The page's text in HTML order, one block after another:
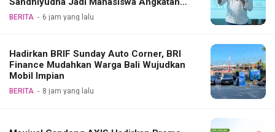
Pertama Magister ITSI
BERITA 6 jam yang lalu
Hadirkan BRIF Sunday Auto Corner, BRI
Finance Mudahkan Warga Bali Wujudkan
Mobil Impian
BERITA 8 jam yang lalu